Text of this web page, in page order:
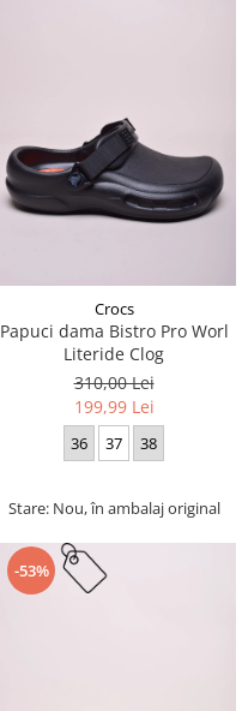
Crocs
Papuci dama Bistro Pro Worl
Literide Clog
310,00 Lei
199,99 Lei
36 37 38
Stare: Nou, în ambalaj original
-53%